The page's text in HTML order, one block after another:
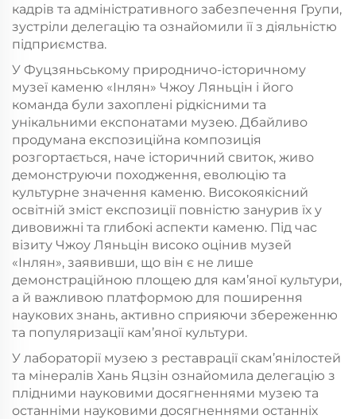
кадрів та адміністративного забезпечення Групи,
зустріли делегацію та ознайомили її з діяльністю
підприємства.
У Фуцзяньському природничо-історичному
музеї каменю «Інлян» Чжоу Ляньцін і його
команда були захоплені рідкісними та
унікальними експонатами музею. Дбайливо
продумана експозиційна композиція
розгортається, наче історичний свиток, живо
демонструючи походження, еволюцію та
культурне значення каменю. Високоякісний
освітній зміст експозиції повністю занурив їх у
дивовижні та глибокі аспекти каменю. Під час
візиту Чжоу Ляньцін високо оцінив музей
«Інлян», заявивши, що він є не лише
демонстраційною площею для кам’яної культури,
а й важливою платформою для поширення
наукових знань, активно сприяючи збереженню
та популяризації кам’яної культури.
У лабораторії музею з реставрації скам’янілостей
та мінералів Хань Яцзін ознайомила делегацію з
плідними науковими досягненнями музею та
останніми науковими досягненнями останніх